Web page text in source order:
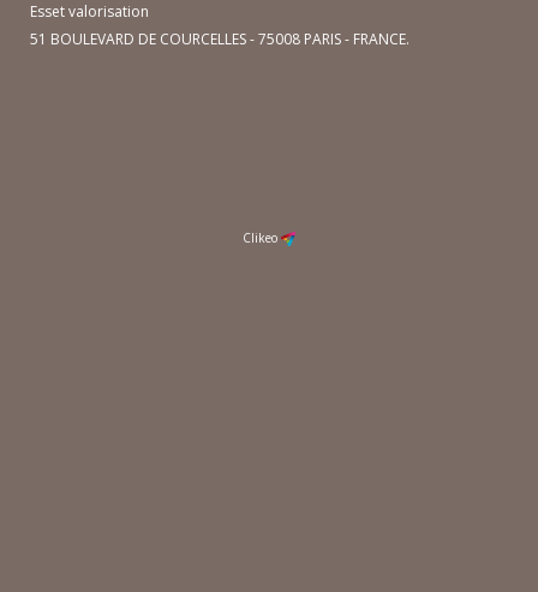
Esset valorisation
51 BOULEVARD DE COURCELLES - 75008 PARIS - FRANCE.
Clikeo